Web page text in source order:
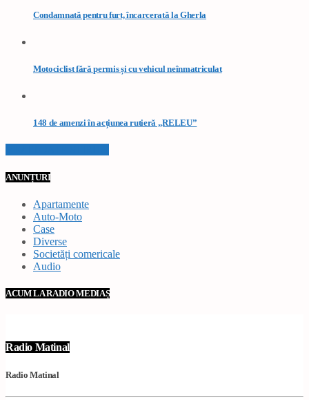
Condamnată pentru furt, încarcerată la Gherla
Motociclist fără permis și cu vehicul neînmatriculat
148 de amenzi în acțiunea rutieră „RELEU”
ANUNȚURI
Apartamente
Auto-Moto
Case
Diverse
Societăți comericale
Audio
ACUM LA RADIO MEDIAȘ
Radio Matinal
Radio Matinal